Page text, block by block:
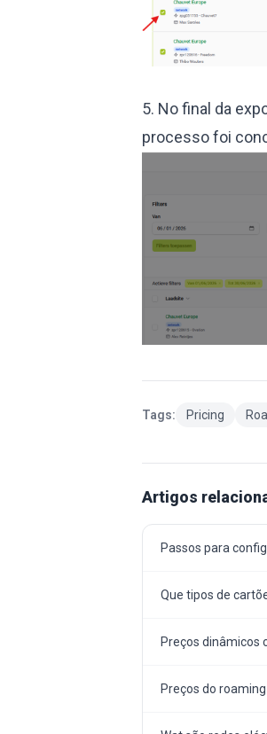
5. No final da
processo foi
Tags: Pricing
Artigos
Passos para
Que tipos de
Preços dinâmicos
Preços do roaming